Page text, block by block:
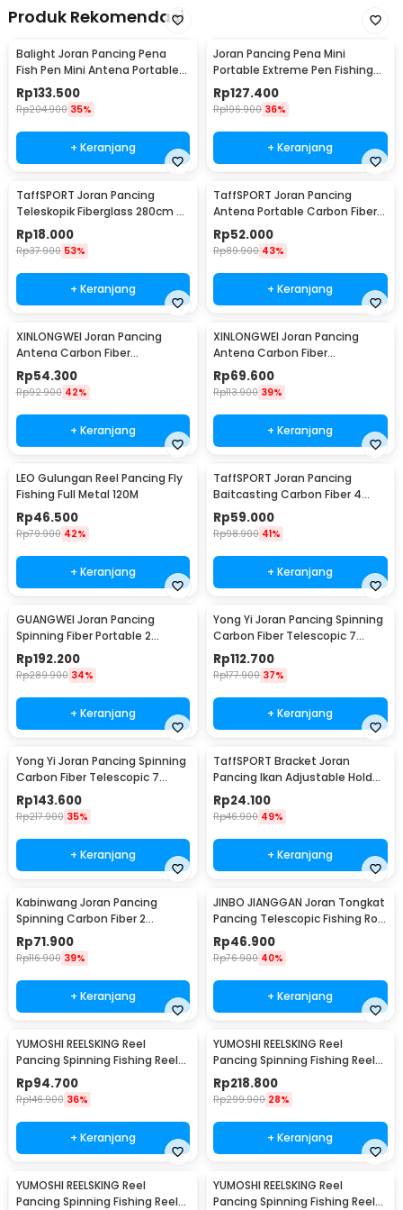
Produk Rekomendasi
Balight Joran Pancing Pena
Fish Pen Mini Antena Portable
Rod 1.4M - ST-Y0011 / YL100
Rp133.500
Rp204.900 35%
+ Keranjang
Joran Pancing Pena Mini
Portable Extreme Pen Fishing
Rod Length 1.5M - YL100
Rp127.400
Rp196.900 36%
+ Keranjang
TaffSPORT Joran Pancing
Teleskopik Fiberglass 280cm 6
Section Portable
Rp18.000
Rp37.900 53%
+ Keranjang
TaffSPORT Joran Pancing
Antena Portable Carbon Fiber
Rod 2.1M 5
Rp52.000
Rp89.900 43%
+ Keranjang
XINLONGWEI Joran Pancing
Antena Carbon Fiber
Telescopic Fishing Rod 5
Segments 2.4M - JD25
Rp54.300
Rp92.900 42%
+ Keranjang
XINLONGWEI Joran Pancing
Antena Carbon Fiber
Telescopic Fishing Rod 6
Segments 3.0M - JD25
Rp69.600
Rp113.900 39%
+ Keranjang
LEO Gulungan Reel Pancing Fly
Fishing Full Metal 120M
Rp46.500
Rp79.900 42%
+ Keranjang
TaffSPORT Joran Pancing
Baitcasting Carbon Fiber 4
Section 1.8M - JPA66MTF
Rp59.000
Rp98.900 41%
+ Keranjang
GUANGWEI Joran Pancing
Spinning Fiber Portable 2
Section 1.27M - DZZH-1
Rp192.200
Rp289.900 34%
+ Keranjang
Yong Yi Joran Pancing Spinning
Carbon Fiber Telescopic 7
Section 1.8M - LF9-07
Rp112.700
Rp177.900 37%
+ Keranjang
Yong Yi Joran Pancing Spinning
Carbon Fiber Telescopic 7
Section 2.4M - LF9-07
Rp143.600
Rp217.900 35%
+ Keranjang
TaffSPORT Bracket Joran
Pancing Ikan Adjustable Holder
1.7M - V-003
Rp24.100
Rp46.900 49%
+ Keranjang
Kabinwang Joran Pancing
Spinning Carbon Fiber 2
Section 2.1M 2.1M - KB361
Rp71.900
Rp116.900 39%
+ Keranjang
JINBO JIANGGAN Joran Tongkat
Pancing Telescopic Fishing Rod
1.5M - S6
Rp46.900
Rp76.900 40%
+ Keranjang
YUMOSHI REELSKING Reel
Pancing Spinning Fishing Reel
5.5:1 1000 - EF1000
Rp94.700
Rp146.900 36%
+ Keranjang
YUMOSHI REELSKING Reel
Pancing Spinning Fishing Reel
4.1:1 9000 - EF9000
Rp218.800
Rp299.900 28%
+ Keranjang
YUMOSHI REELSKING Reel
Pancing Spinning Fishing Reel
YUMOSHI REELSKING Reel
Pancing Spinning Fishing Reel